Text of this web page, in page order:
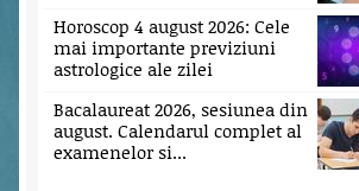
Horoscop 4 august 2026: Cele
mai importante previziuni
astrologice ale zilei
Bacalaureat 2026, sesiunea din
august. Calendarul complet al
examenelor si...